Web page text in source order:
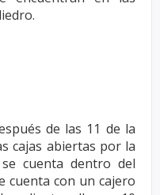
de las 11 de la
cajas abiertas por la
cuenta dentro del
cuenta con un cajero